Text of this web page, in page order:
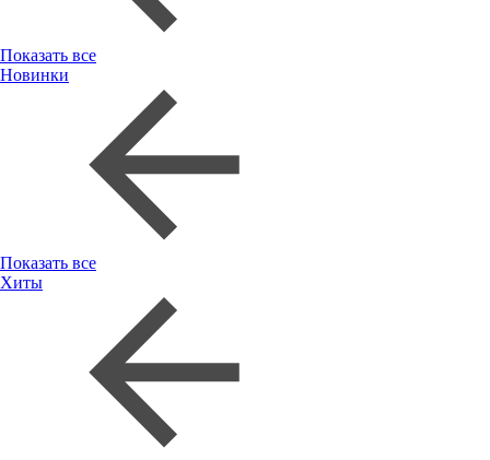
Показать все
Новинки
Показать все
Хиты